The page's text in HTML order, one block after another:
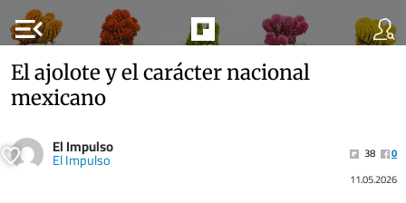
menu_open
El ajolote y el carácter nacional
mexicano
El Impulso
El Impulso 38
0
11.05.2026